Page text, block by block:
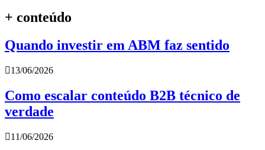
+ conteúdo
Quando investir em ABM faz sentido
13/06/2026
Como escalar conteúdo B2B técnico de
verdade
11/06/2026